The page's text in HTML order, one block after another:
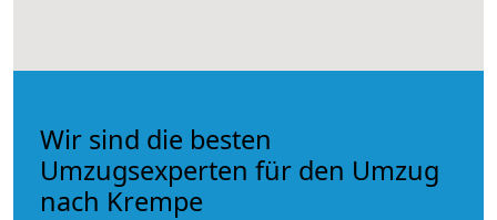
Wir sind die besten
Umzugsexperten für den Umzug
nach Krempe